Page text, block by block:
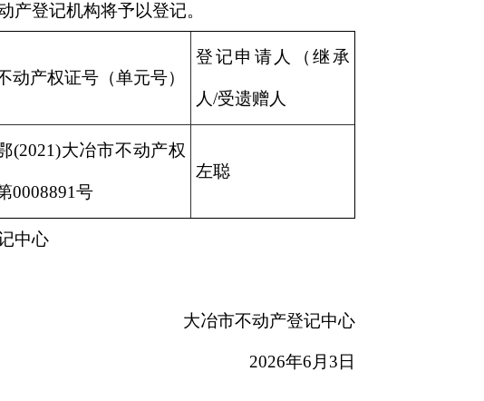
登记机构将予以登记。
动产权证号（单元号）
登记申请人（继承
人/受遗赠人
(2021)大冶市不动产权
0008891号
左聪
中心
大冶市不动产登记中心
2026年6月3日